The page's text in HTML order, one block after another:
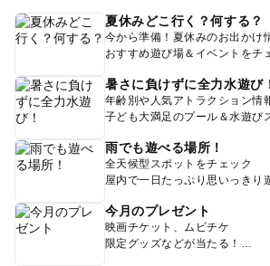
夏休みどこ行く？何する？
今から準備！夏休みのお出かけ
おすすめ遊び場＆イベントをチ
暑さに負けずに全力水遊び
年齢別や人気アトラクション情
子ども大満足のプール＆水遊び
雨でも遊べる場所！
全天候型スポットをチェック
屋内で一日たっぷり思いっきり
今月のプレゼント
映画チケット、ムビチケ
限定グッズなどが当たる！